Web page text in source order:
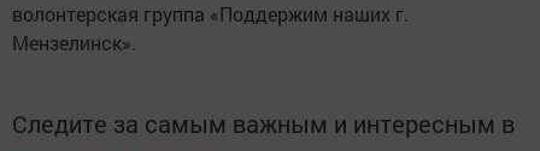
волонтерская группа «Поддержим наших г.
Мензелинск».
Следите за самым важным и интересным в